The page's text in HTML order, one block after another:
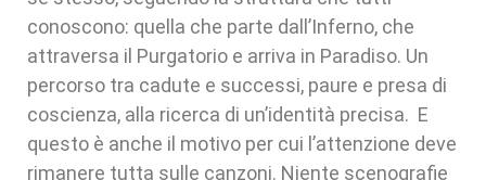
conoscono: quella che parte dall’Inferno, che
attraversa il Purgatorio e arriva in Paradiso. Un
percorso tra cadute e successi, paure e presa di
coscienza, alla ricerca di un’identità precisa. E
questo è anche il motivo per cui l’attenzione deve
rimanere tutta sulle canzoni. Niente scenografie